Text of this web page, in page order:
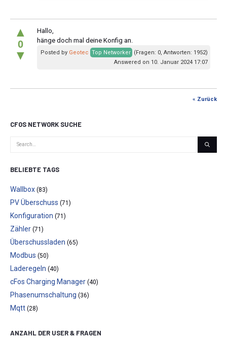
▲
0
▼
Hallo,
hänge doch mal deine Konfig an.
Posted by Geotec Top Networker (Fragen: 0, Antworten: 1952)
Answered on 10. Januar 2024 17:07
« Zurück
CFOS NETWORK SUCHE
BELIEBTE TAGS
Wallbox (83)
PV Überschuss (71)
Konfiguration (71)
Zähler (71)
Überschussladen (65)
Modbus (50)
Laderegeln (40)
cFos Charging Manager (40)
Phasenumschaltung (36)
Mqtt (28)
ANZAHL DER USER & FRAGEN